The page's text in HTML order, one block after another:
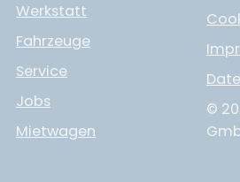
Werkstatt
Fahrzeuge
Service
Jobs
Mietwagen
©